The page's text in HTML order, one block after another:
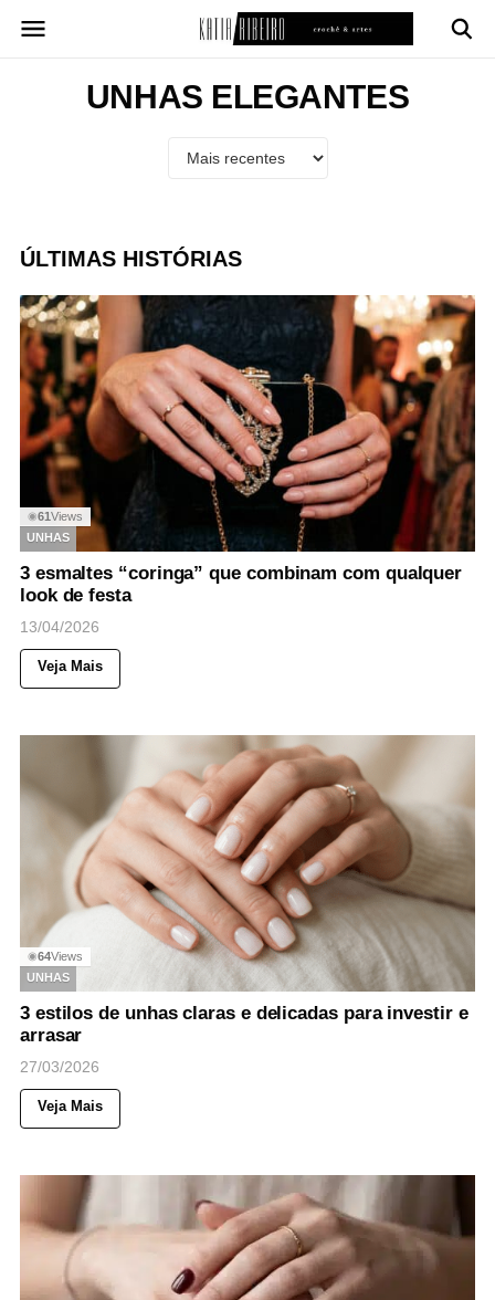
para
UNHAS ELEGANTES
ÚLTIMAS HISTÓRIAS
◉61Views
UNHAS
3 esmaltes “coringa” que combinam com qualquer
look de festa
13/04/2026
Veja Mais
◉64Views
UNHAS
3 estilos de unhas claras e delicadas para investir e
arrasar
27/03/2026
Veja Mais